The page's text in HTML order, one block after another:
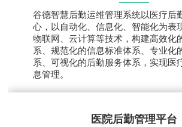
谷德智慧后勤运维管理系统以医疗后
心，以自动化、信息化、智能化为表
物联网、云计算等技术，构建高效化
系、规范化的信息标准体系、专业化
系、可视化的后勤服务体系，实现医
息管理。
医院后勤管理平台